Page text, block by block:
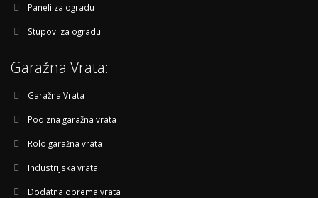
Paneli za ogradu
Stupovi za ogradu
Garažna Vrata:
Garažna Vrata
Podizna garažna vrata
Rolo garažna vrata
Industrijska vrata
Dodatna oprema vrata